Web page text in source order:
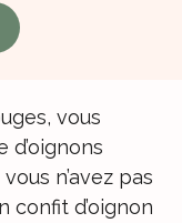
vous
n’avez pas
confit d’oignon